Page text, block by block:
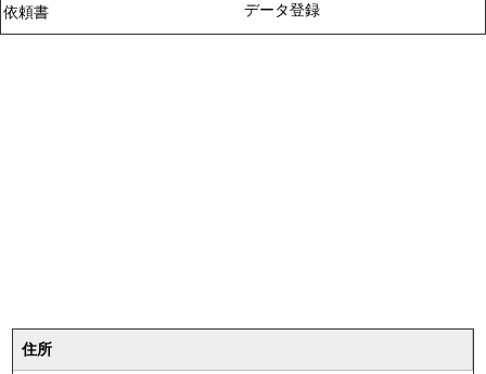
依頼書
データ登録
住所